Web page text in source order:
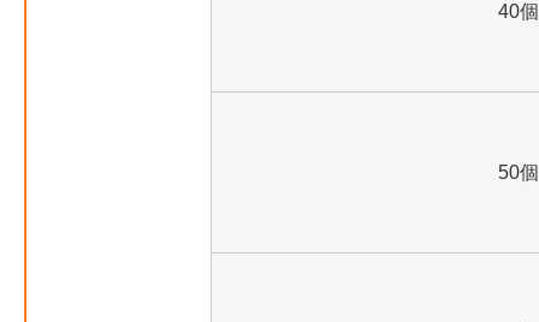
40個
50個